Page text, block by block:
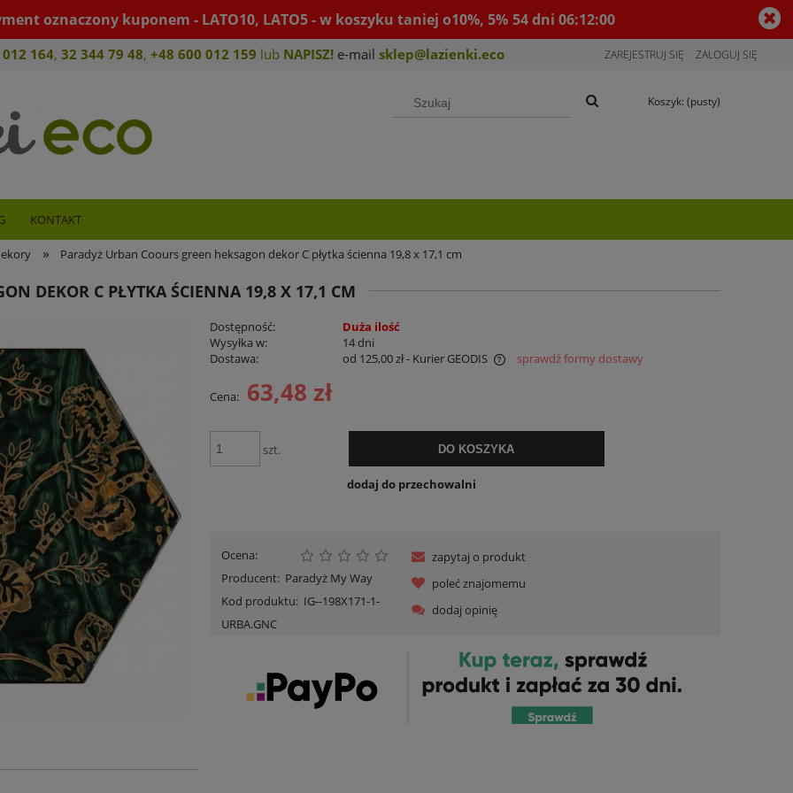
oznaczony kuponem - LATO10, LATO5 - w koszyku taniej o10%, 5% 54dni06:11:59
164, 32 344 79 48, +48 600 012 159 lub NAPISZ! e-mail sklep@lazienki.eco ZAREJESTRUJ SIĘ ZALOGUJ SIĘ
Koszyk: (pusty)
KONTAKT
» Paradyż Urban Coours green heksagon dekor C płytka ścienna 19,8 x 17,1 cm
DEKOR C PŁYTKA ŚCIENNA 19,8 X 17,1 CM
Dostępność:
Duża ilość
Wysyłka w:
14 dni
Dostawa:
od 125,00 zł- Kurier GEODIS
Cena nie zawiera ewentualnych kosztów
sprawdź formy dostawy
Cena: 63,48 zł
szt. DO KOSZYKA
dodaj do przechowalni
Ocena:
Producent: Paradyż My Way
Kod produktu: IG--198X171-1-
URBA.GNC
zapytaj o produkt
poleć znajomemu
dodaj opinię